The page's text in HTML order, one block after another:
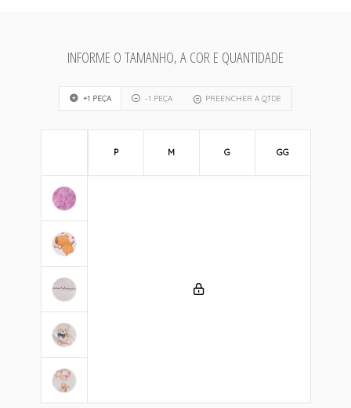
INFORME O TAMANHO, A COR E QUANTIDADE
+1 PEÇA -1 PEÇA PREENCHER A QTDE
P M G GG